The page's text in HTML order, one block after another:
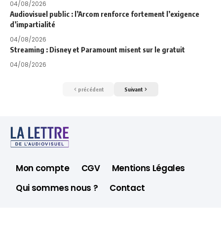
04/08/2026
Audiovisuel public : l’Arcom renforce fortement l’exigence
d’impartialité
04/08/2026
Streaming : Disney et Paramount misent sur le gratuit
04/08/2026
précédent Suivant
Mon compte CGV
Mentions Légales
Qui sommes nous ?
Contact